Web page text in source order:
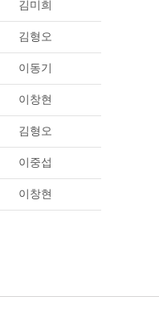
김미희
김형오
이동기
이창현
김형오
이중섭
이창현